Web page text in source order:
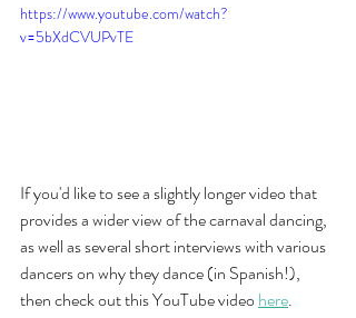
https://www.youtube.com/watch?
v=5bXdCVUPvTE
If you'd like to see a slightly longer video that
provides a wider view of the carnaval dancing,
as well as several short interviews with various
dancers on why they dance (in Spanish!),
then check out this YouTube video here.